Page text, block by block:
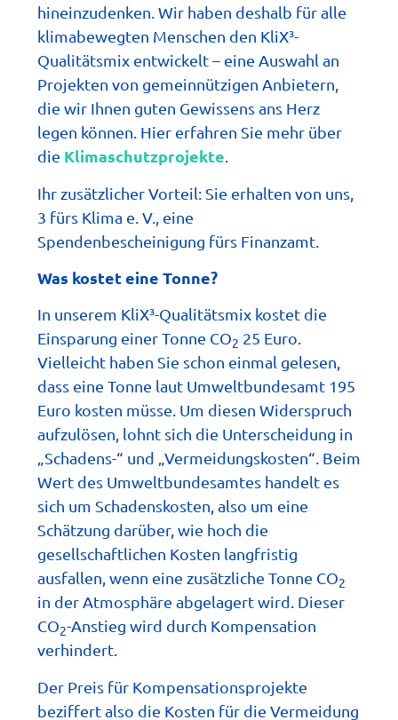
hineinzudenken. Wir haben deshalb für alle
klimabewegten Menschen den KliX³-
Qualitätsmix entwickelt – eine Auswahl an
Projekten von gemeinnützigen Anbietern,
die wir Ihnen guten Gewissens ans Herz
legen können. Hier erfahren Sie mehr über
die Klimaschutzprojekte.
Ihr zusätzlicher Vorteil: Sie erhalten von uns,
3 fürs Klima e. V., eine
Spendenbescheinigung fürs Finanzamt.
Was kostet eine Tonne?
In unserem KliX³-Qualitätsmix kostet die
Einsparung einer Tonne CO2 25 Euro.
Vielleicht haben Sie schon einmal gelesen,
dass eine Tonne laut Umweltbundesamt 195
Euro kosten müsse. Um diesen Widerspruch
aufzulösen, lohnt sich die Unterscheidung in
„Schadens-“ und „Vermeidungskosten“. Beim
Wert des Umweltbundesamtes handelt es
sich um Schadenskosten, also um eine
Schätzung darüber, wie hoch die
gesellschaftlichen Kosten langfristig
ausfallen, wenn eine zusätzliche Tonne CO2
in der Atmosphäre abgelagert wird. Dieser
CO2-Anstieg wird durch Kompensation
verhindert.
Der Preis für Kompensationsprojekte
beziffert also die Kosten für die Vermeidung